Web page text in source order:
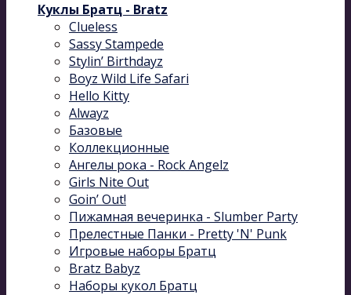
Куклы Братц - Bratz
Clueless
Sassy Stampede
Stylin’ Birthdayz
Boyz Wild Life Safari
Hello Kitty
Alwayz
Базовые
Коллекционные
Ангелы рока - Rock Angelz
Girls Nite Out
Goin’ Out!
Пижамная вечеринка - Slumber Party
Прелестные Панки - Pretty 'N' Punk
Игровые наборы Братц
Bratz Babyz
Наборы кукол Братц